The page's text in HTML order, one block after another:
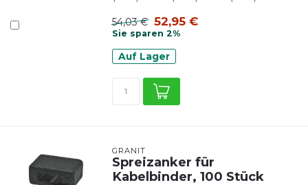
54,03 € 52,95 €
Sie sparen 2%
Auf Lager
GRANIT
Spreizanker für
Kabelbinder, 100 Stück